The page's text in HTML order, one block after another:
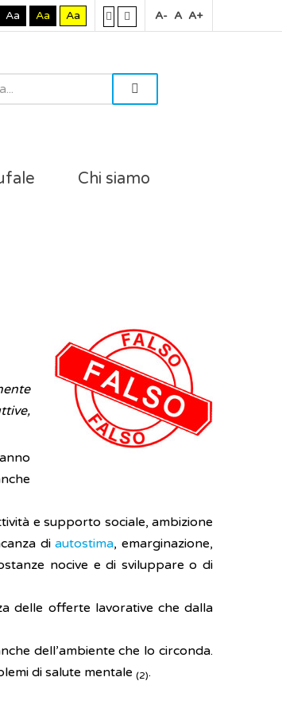
Aa Aa Aa A- A A+
Chi siamo
e supporto sociale, ambizione
diautostima, emarginazione,
nocive e di sviluppare o di
delle offerte lavorative che dalla
dell’ambiente che lo circonda.
di salute mentale (2).